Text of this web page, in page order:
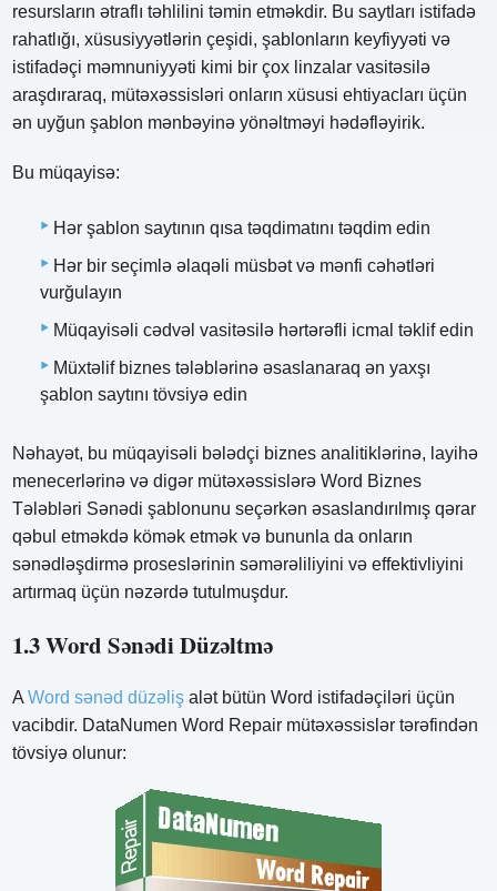
resursların ətraflı təhlilini təmin etməkdir. Bu saytları istifadə
rahatlığı, xüsusiyyətlərin çeşidi, şablonların keyfiyyəti və
istifadəçi məmnuniyyəti kimi bir çox linzalar vasitəsilə
araşdıraraq, mütəxəssisləri onların xüsusi ehtiyacları üçün
ən uyğun şablon mənbəyinə yönəltməyi hədəfləyirik.
Bu müqayisə:
Hər şablon saytının qısa təqdimatını təqdim edin
Hər bir seçimlə əlaqəli müsbət və mənfi cəhətləri
vurğulayın
Müqayisəli cədvəl vasitəsilə hərtərəfli icmal təklif edin
Müxtəlif biznes tələblərinə əsaslanaraq ən yaxşı
şablon saytını tövsiyə edin
Nəhayət, bu müqayisəli bələdçi biznes analitiklərinə, layihə
menecerlərinə və digər mütəxəssislərə Word Biznes
Tələbləri Sənədi şablonunu seçərkən əsaslandırılmış qərar
qəbul etməkdə kömək etmək və bununla da onların
sənədləşdirmə proseslərinin səmərəliliyini və effektivliyini
artırmaq üçün nəzərdə tutulmuşdur.
1.3 Word Sənədi Düzəltmə
AWord sənəd düzəliş alət bütün Word istifadəçiləri üçün
vacibdir. DataNumen Word Repair mütəxəssislər tərəfindən
tövsiyə olunur: